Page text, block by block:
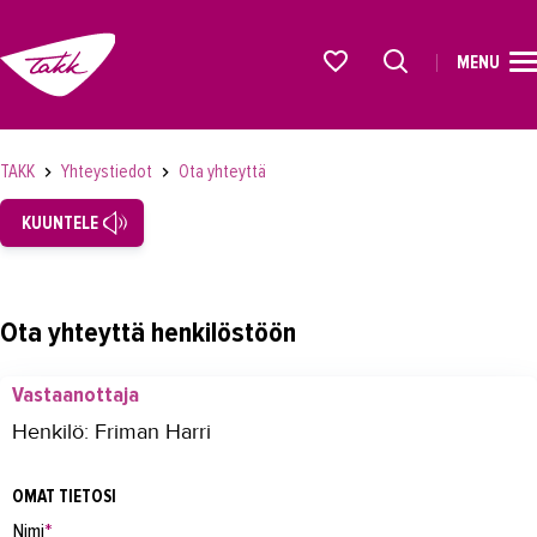
OPISKELIJAKSI
YRITYKSILLE
OMA TAKK
MENU
TAKK Yhteystiedot Ota yhteyttä
KUUNTELE
Ota yhteyttä henkilöstöön
Vastaanottaja
Henkilö: Friman Harri
OMAT TIETOSI
Nimi*